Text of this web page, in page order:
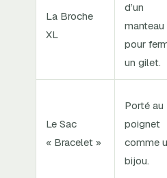
La Broche
XL
d’un
manteau
pour
un gilet.
Le Sac
« Bracelet »
Porté au
poignet
comme
bijou.